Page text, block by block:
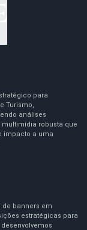
para
Turismo,
análises
robusta que
impacto a uma
de banners em
estratégicas para